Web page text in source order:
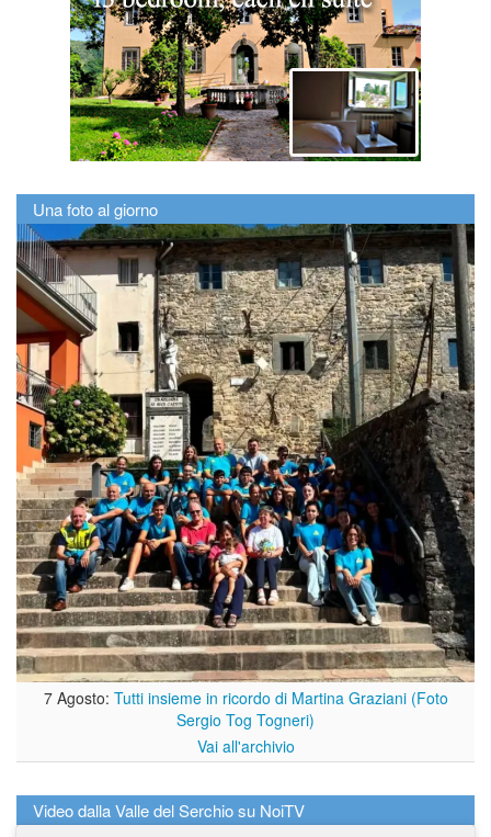
Una foto al giorno
7 Agosto: Tutti insieme in ricordo di Martina Graziani (Foto
Sergio Tog Togneri)
Vai all'archivio
Video dalla Valle del Serchio su NoiTV